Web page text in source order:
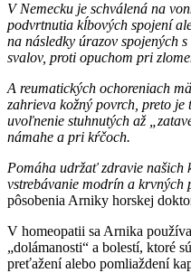
V Nemecku je schválená na
podvrtnutia kĺbových spojení
na následky úrazov spojených
svalov, proti opuchom pri
A reumatických ochoreniach
zahrieva kožný povrch, preto
uvoľnenie stuhnutých až
námahe a pri kŕčoch.
Pomáha udržať zdravie
vstrebávanie modrín a krvných
pôsobenia Arniky horskej
V homeopatii sa Arnika
„dolámanosti“ a bolestí, ktoré
preťažení alebo pomliaždení